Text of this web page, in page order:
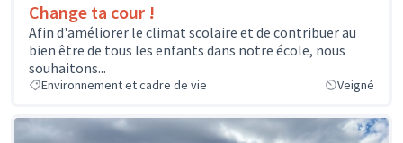
Change ta cour !
Afin d'améliorer le climat scolaire et de contribuer au
bien être de tous les enfants dans notre école, nous
souhaitons...
Environnement et cadre de vie Veigné